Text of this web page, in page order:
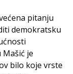
pitanju
demokratsku
je
bilo koje vrste